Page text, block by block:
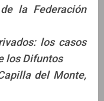
la Federación
los casos
los Difuntos
del Monte,